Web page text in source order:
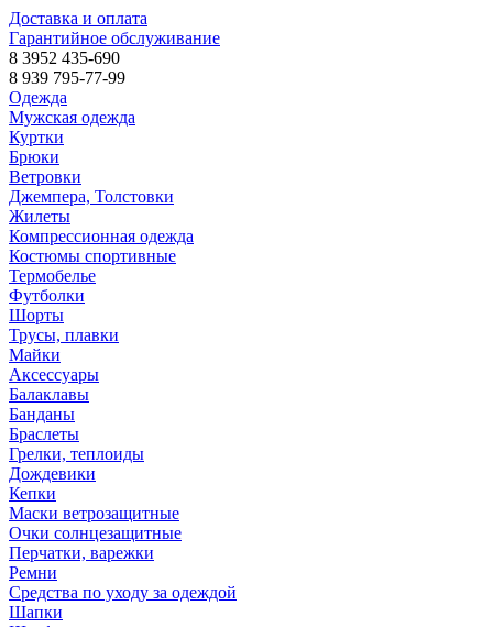
Доставка и оплата
Гарантийное обслуживание
8 3952 435-690
8 939 795-77-99
Одежда
Мужская одежда
Куртки
Брюки
Ветровки
Джемпера, Толстовки
Жилеты
Компрессионная одежда
Костюмы спортивные
Термобелье
Футболки
Шорты
Трусы, плавки
Майки
Аксессуары
Балаклавы
Банданы
Браслеты
Грелки, теплоиды
Дождевики
Кепки
Маски ветрозащитные
Очки солнцезащитные
Перчатки, варежки
Ремни
Средства по уходу за одеждой
Шапки